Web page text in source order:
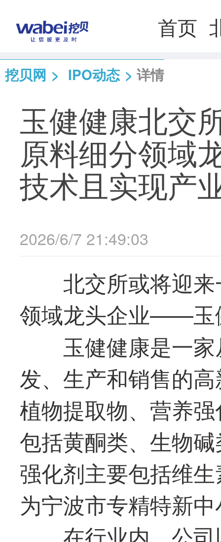
首页
挖贝网 > IPO动态 > 详情
玉健健康北交
原料细分领域
技术且实现产
2026/6/7 21:49:03
北交所或将迎
领域龙头企业——玉
玉健健康是一
发、生产和销售的
植物提取物、营养
包括黄酮类、生物
强化剂主要包括维
为宁波市专精特新
在行业内，公